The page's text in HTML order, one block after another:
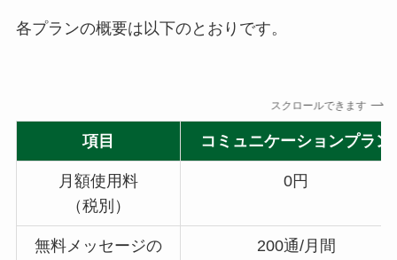
各プランの概要は以下のとおりです。
スクロールできます
項目 コミュニケーションプラン
月額使用料
（税別）
0円
無料メッセージの
200通/月間